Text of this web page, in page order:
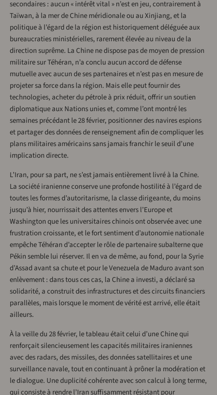
secondaires : aucun « intérêt vital » n’est en jeu, contrairement à
Taïwan, à la mer de Chine méridionale ou au Xinjiang, et la
politique à l’égard de la région est historiquement déléguée aux
bureaucraties ministérielles, rarement élevée au niveau de la
direction suprême. La Chine ne dispose pas de moyen de pression
militaire sur Téhéran, n’a conclu aucun accord de défense
mutuelle avec aucun de ses partenaires et n’est pas en mesure de
projeter sa force dans la région. Mais elle peut fournir des
technologies, acheter du pétrole à prix réduit, offrir un soutien
diplomatique aux Nations unies et, comme l’ont montré les
semaines précédant le 28 février, positionner des navires espions
et partager des données de renseignement afin de compliquer les
plans militaires américains sans jamais franchir le seuil d’une
implication directe.
L’Iran, pour sa part, ne s’est jamais entièrement livré à la Chine.
La société iranienne conserve une profonde hostilité à l’égard de
toutes les formes d’autoritarisme, la classe dirigeante, du moins
jusqu’à hier, nourrissait des attentes envers l’Europe et
Washington que les universitaires chinois ont observée avec une
frustration croissante, et le fort sentiment d’autonomie nationale
empêche Téhéran d’accepter le rôle de partenaire subalterne que
Pékin semble lui réserver. Il en va de même, au fond, pour la Syrie
d’Assad avant sa chute et pour le Venezuela de Maduro avant son
enlèvement : dans tous ces cas, la Chine a investi, a déclaré sa
solidarité, a construit des infrastructures et des circuits financiers
parallèles, mais lorsque le moment de vérité est arrivé, elle était
ailleurs.
À la veille du 28 février, le tableau était celui d’une Chine qui
renforçait silencieusement les capacités militaires iraniennes
avec des radars, des missiles, des données satellitaires et une
surveillance navale, tout en continuant à prôner la modération et
le dialogue. Une duplicité cohérente avec son calcul à long terme,
qui consiste à rendre l’Iran suffisamment résistant pour